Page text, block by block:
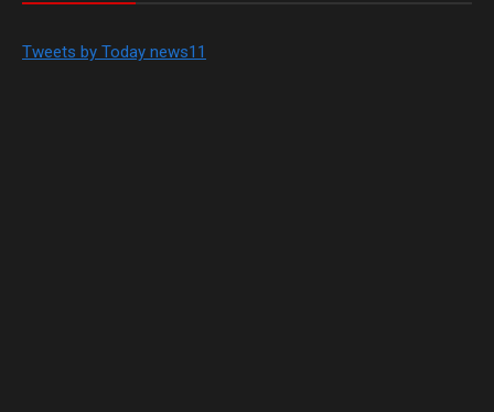
Tweets by Today news11